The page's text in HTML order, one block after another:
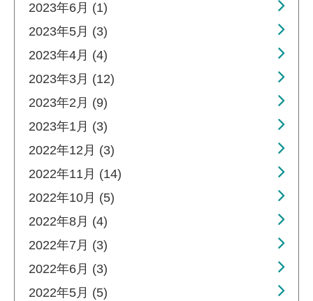
2023年6月 (1)
2023年5月 (3)
2023年4月 (4)
2023年3月 (12)
2023年2月 (9)
2023年1月 (3)
2022年12月 (3)
2022年11月 (14)
2022年10月 (5)
2022年8月 (4)
2022年7月 (3)
2022年6月 (3)
2022年5月 (5)